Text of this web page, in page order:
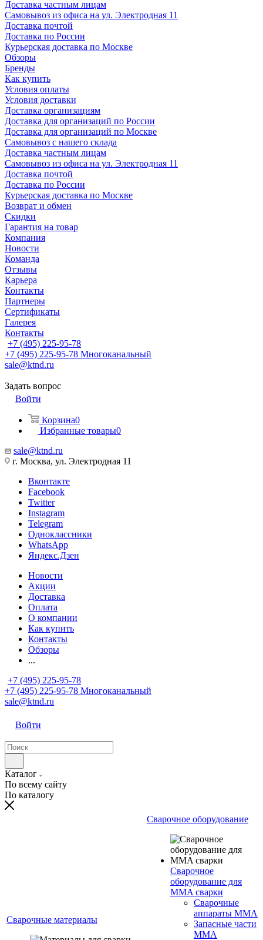
Доставка частным лицам
Самовывоз из офиса на ул. Электродная 11
Доставка почтой
Доставка по России
Курьерская доставка по Москве
Обзоры
Бренды
Как купить
Условия оплаты
Условия доставки
Доставка организациям
Доставка для организаций по России
Доставка для организаций по Москве
Самовывоз с нашего склада
Доставка частным лицам
Самовывоз из офиса на ул. Электродная 11
Доставка почтой
Доставка по России
Курьерская доставка по Москве
Возврат и обмен
Скидки
Гарантия на товар
Компания
Новости
Команда
Отзывы
Карьера
Контакты
Партнеры
Сертификаты
Галерея
Контакты
+7 (495) 225-95-78
+7 (495) 225-95-78 Многоканальный
sale@ktnd.ru
Задать вопрос
Войти
Корзина0
Избранные товары0
sale@ktnd.ru
г. Москва, ул. Электродная 11
Вконтакте
Facebook
Twitter
Instagram
Telegram
Одноклассники
WhatsApp
Яндекс.Дзен
Новости
Акции
Доставка
Оплата
О компании
Как купить
Контакты
Обзоры
...
+7 (495) 225-95-78
+7 (495) 225-95-78 Многоканальный
sale@ktnd.ru
Войти
Каталог
По всему сайту
По каталогу
Сварочные материалы
Сварочное оборудование
Сварочное
оборудование для
MMA сварки
Сварочные
аппараты MMA
Запасные части
MMA